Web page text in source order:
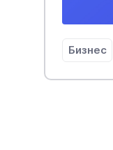
Бизнес